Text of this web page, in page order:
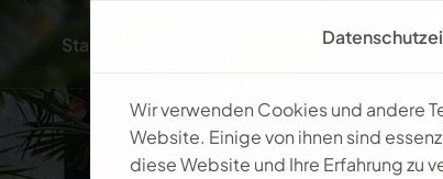
Startseite Galerie
Wir verwenden Cookies und andere
Website. Einige von ihnen sind
diese Website und Ihre Erfahrung zu